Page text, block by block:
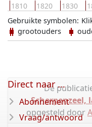
1810 1820 1830
Gebruikte symbolen:
grootouders
De
Scherpenzeel,
opgesteld door
Direct naar ...
Abonnement
Vraag/antwoord